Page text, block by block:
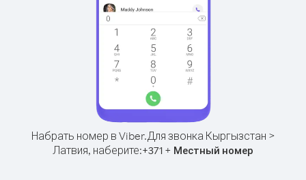
Набрать номер в Viber.Для звонка Кыргызстан >
Латвия, наберите:+371 + Местный номер